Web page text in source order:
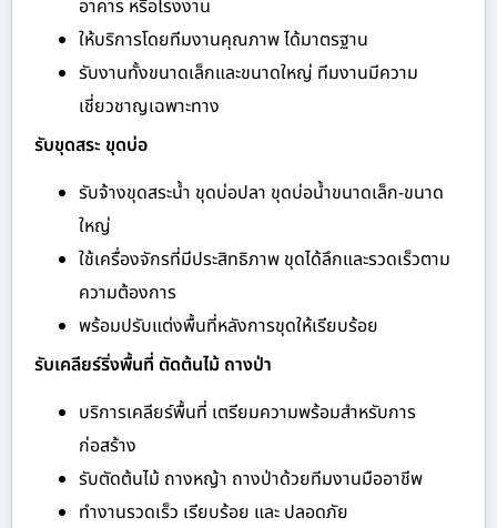
อาคาร หรือโรงงาน
ให้บริการโดยทีมงานคุณภาพ ได้มาตรฐาน
รับงานทั้งขนาดเล็กและขนาดใหญ่ ทีมงานมีความ
เชี่ยวชาญเฉพาะทาง
รับขุดสระ ขุดบ่อ
รับจ้างขุดสระน้ำ ขุดบ่อปลา ขุดบ่อน้ำขนาดเล็ก-ขนาด
ใหญ่
ใช้เครื่องจักรที่มีประสิทธิภาพ ขุดได้ลึกและรวดเร็วตาม
ความต้องการ
พร้อมปรับแต่งพื้นที่หลังการขุดให้เรียบร้อย
รับเคลียร์ริ่งพื้นที่ ตัดต้นไม้ ถางป่า
บริการเคลียร์พื้นที่ เตรียมความพร้อมสำหรับการ
ก่อสร้าง
รับตัดต้นไม้ ถางหญ้า ถางป่าด้วยทีมงานมืออาชีพ
ทำงานรวดเร็ว เรียบร้อย และ ปลอดภัย